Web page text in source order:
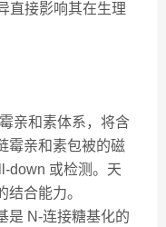
直接影响其在生理
亲和素体系，将含
霉亲和素包被的磁
down 或检测。天
合能力。
是 N-连接糖基化的